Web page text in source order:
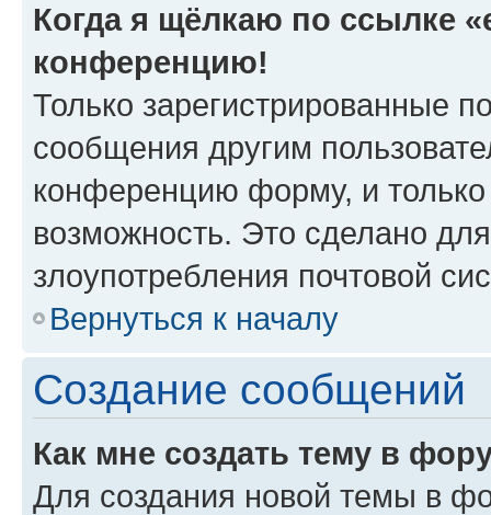
Когда я щёлкаю по ссылке
конференцию!
Только зарегистрированные
сообщения другим
конференцию форму, и
возможность. Это сделано
злоупотребления почтовой
Вернуться к началу
Создание сообщений
Как мне создать тему в
Для создания новой темы в